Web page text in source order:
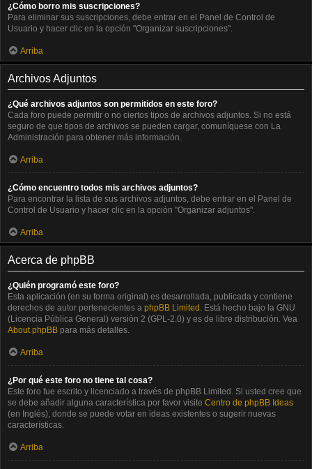
¿Cómo borro mis suscripciones?
Para eliminar sus suscripciones, debe entrar en el Panel de Control de
Usuario y hacer clic en la opción "Organizar suscripciones".
Arriba
Archivos Adjuntos
¿Qué archivos adjuntos son permitidos en este foro?
Cada foro puede permitir o no ciertos tipos de archivos adjuntos. Si no está
seguro de que tipos de archivos se pueden cargar, comuníquese con La
Administración para obtener más información.
Arriba
¿Cómo encuentro todos mis archivos adjuntos?
Para encontrar la lista de sus archivos adjuntos, debe entrar en el Panel de
Control de Usuario y hacer clic en la opción "Organizar adjuntos".
Arriba
Acerca de phpBB
¿Quién programó este foro?
Esta aplicación (en su forma original) es desarrollada, publicada y contiene
derechos de autor pertenecientes a phpBB Limited . Está hecho bajo la GNU
(Licencia Pública General) versión 2 (GPL-2.0) y es de libre distribución. Vea
About phpBB para más detalles.
Arriba
¿Por qué este foro no tiene tal cosa?
Este foro fue escrito y licenciado a través de phpBB Limited. Si usted cree que
se debe añadir alguna característica por favor visite Centro de phpBB Ideas
(en Inglés), donde se puede votar en ideas existentes o sugerir nuevas
características.
Arriba